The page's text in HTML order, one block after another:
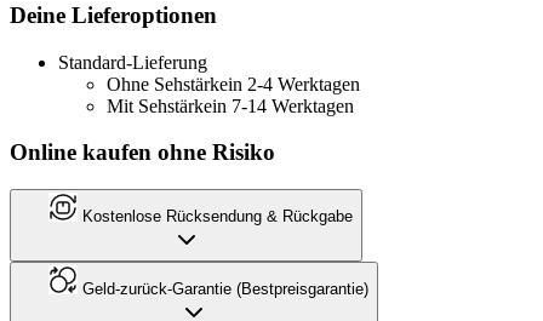
Deine Lieferoptionen
Standard-Lieferung
Ohne Sehstärkein 2-4 Werktagen
Mit Sehstärkein 7-14 Werktagen
Online kaufen ohne Risiko
Kostenlose Rücksendung & Rückgabe
Geld-zurück-Garantie (Bestpreisgarantie)